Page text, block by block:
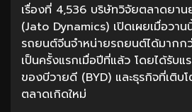
เรื่องที่ 4,536 บริษัทวิจัยตลาดยา
(Jato Dynamics) เปิดเผยเมื่อวา
รถยนต์จีนจำหน่ายรถยนต์ได้มากก
เป็นครั้งแรกเมื่อปีที่แล้ว โดยได้รับ
ของบีวายดี (BYD) และธุรกิจที่เติบ
ตลาดเกิดใหม่